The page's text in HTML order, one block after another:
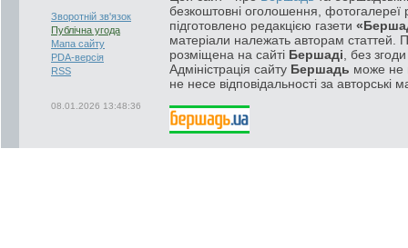
Зворотній зв'язок
Публічна угода
Мапа сайту
PDA-версія
RSS
08.01.2026 13:48:36
безкоштовні оголошення, фотогалереї
підготовлено редакцією газети
матеріали належать авторам статтей.
розміщена на сайті Бершаді , без
Адміністрація сайту Бершадь може не
не несе відповідальності за авторські